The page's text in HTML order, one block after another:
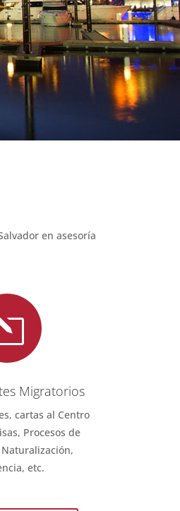
en asesoría
Migratorios
cartas al Centro
Procesos de
etc.